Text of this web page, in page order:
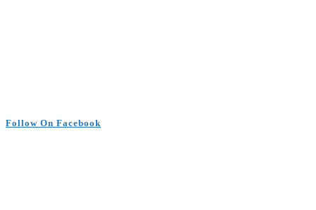
Follow On Facebook